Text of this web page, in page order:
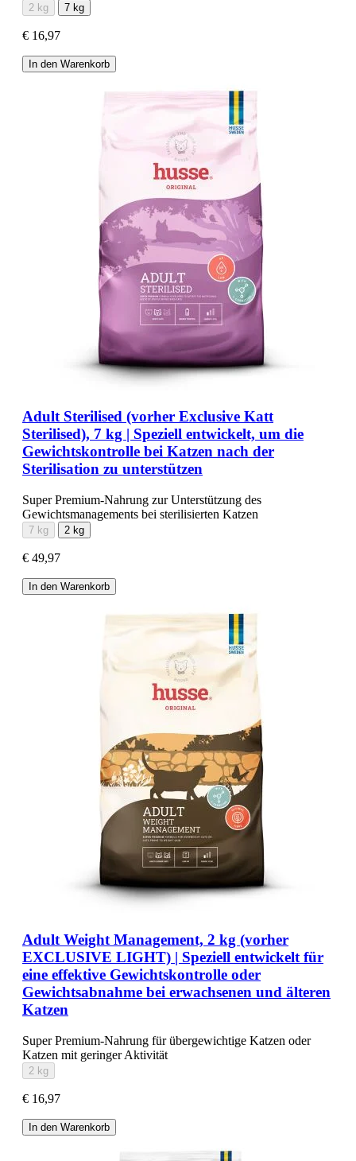
2 kg 7 kg
€ 16,97
In den Warenkorb
Adult Sterilised (vorher Exclusive Katt
Sterilised), 7 kg | Speziell entwickelt, um die
Gewichtskontrolle bei Katzen nach der
Sterilisation zu unterstützen
Super Premium-Nahrung zur Unterstützung des
Gewichtsmanagements bei sterilisierten Katzen
7 kg 2 kg
€ 49,97
In den Warenkorb
Adult Weight Management, 2 kg (vorher
EXCLUSIVE LIGHT) | Speziell entwickelt für
eine effektive Gewichtskontrolle oder
Gewichtsabnahme bei erwachsenen und älteren
Katzen
Super Premium-Nahrung für übergewichtige Katzen oder
Katzen mit geringer Aktivität
2 kg
€ 16,97
In den Warenkorb